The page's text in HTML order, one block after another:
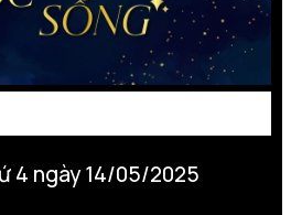
4 ngày 14/05/2025